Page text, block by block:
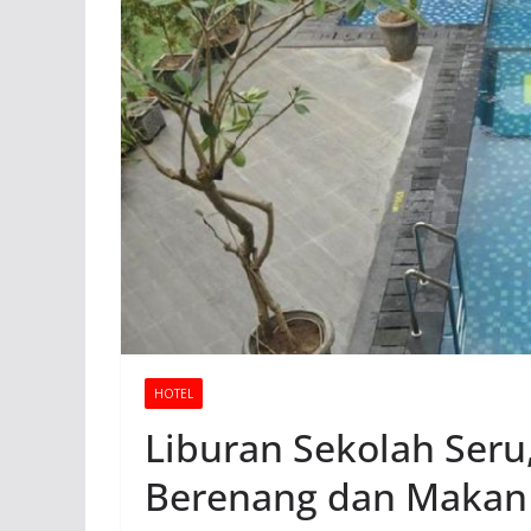
HOTEL
Liburan Sekolah
Berenang dan